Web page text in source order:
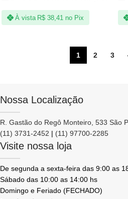
À vista R$ 38,41 no Pix
1 2 3
Nossa Localização
R. Gastão do Regô Monteiro, 533 São
(11) 3731-2452 | (11) 97700-2285
Visite nossa loja
De segunda a sexta-feira das 9:00 as
Sábado das 10:00 as 14:00 hs
Domingo e Feriado (FECHADO)